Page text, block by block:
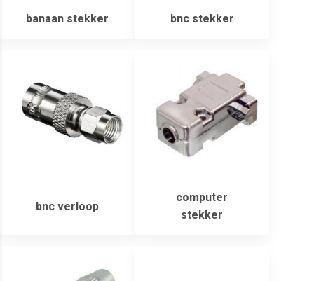
banaan stekker bnc stekker
bnc verloop
computer
stekker